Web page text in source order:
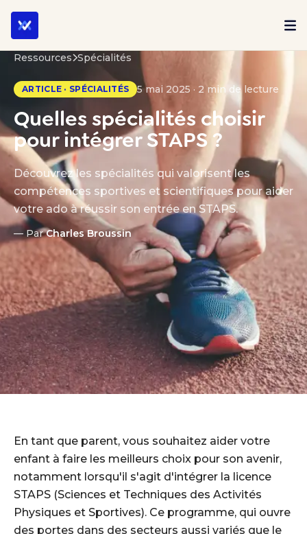
Ressources Spécialités
ARTICLE · SPÉCIALITÉS 5 mai 2025 · 2 min de lecture
Quelles spécialités choisir
pour intégrer STAPS ?
Découvrez les spécialités qui valorisent les
compétences sportives et scientifiques pour aider
votre ado à réussir son entrée en STAPS.
— ParCharles Broussin
En tant que parent, vous souhaitez aider votre
enfant à faire les meilleurs choix pour son avenir,
notamment lorsqu'il s'agit d'intégrer la licence
STAPS (Sciences et Techniques des Activités
Physiques et Sportives). Ce programme, qui ouvre
des portes dans des secteurs aussi variés que le